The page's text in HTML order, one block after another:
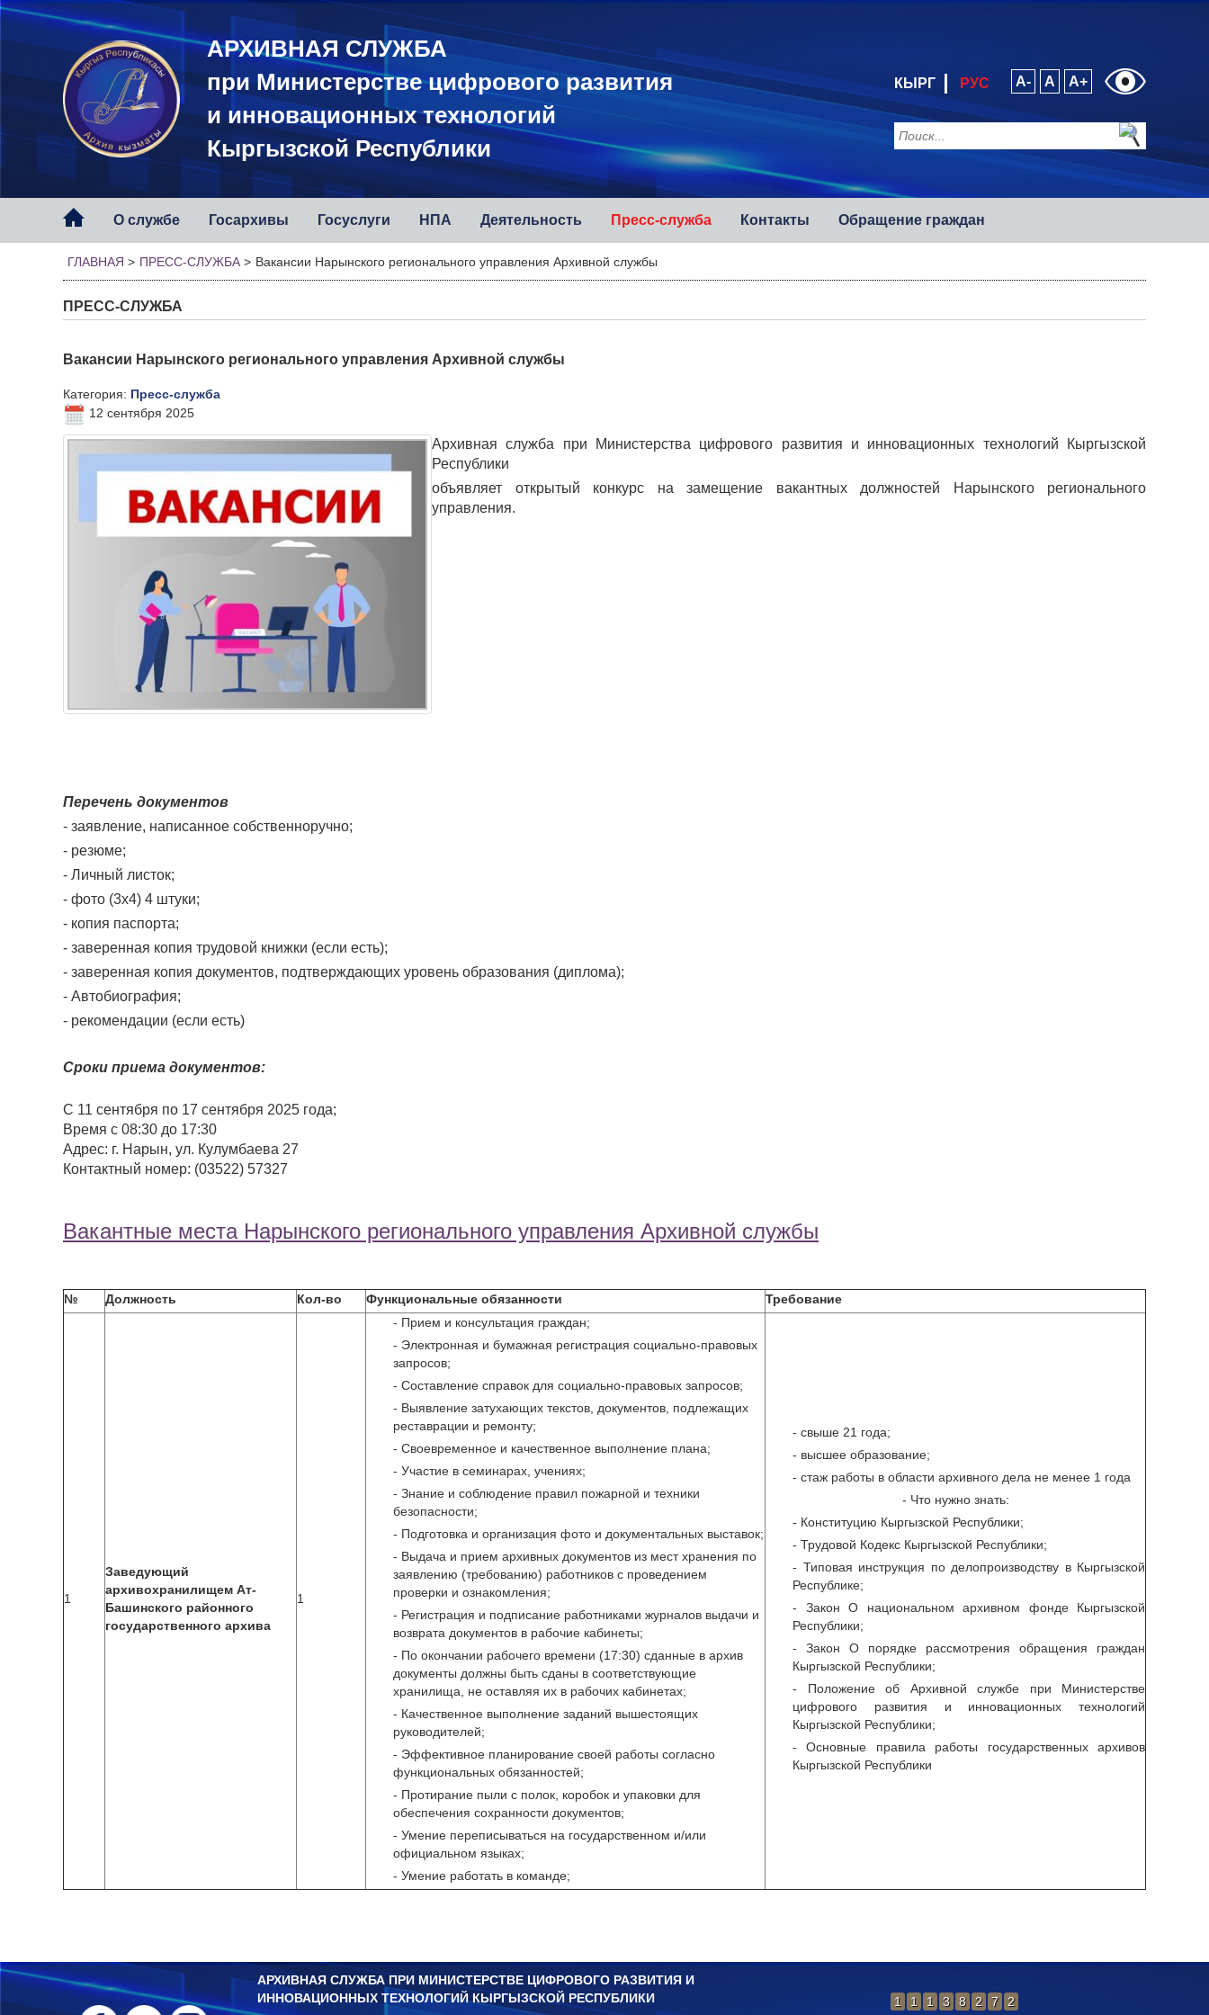
АРХИВНАЯ СЛУЖБА
при Министерстве цифрового развития
и инновационных технологий
Кыргызской Республики
КЫРГ РУС A- A A+
О службе Госархивы Госуслуги НПА Деятельность Пресс-служба Контакты Обращение граждан
ГЛАВНАЯ > ПРЕСС-СЛУЖБА > Вакансии Нарынского регионального управления Архивной службы
ПРЕСС-СЛУЖБА
Вакансии Нарынского регионального управления Архивной службы
Категория: Пресс-служба
12 сентября 2025
Архивная служба при Министерства цифрового развития и инновационных технологий Кыргызской
Республики
объявляет открытый конкурс на замещение вакантных должностей Нарынского регионального
управления.
Перечень документов
- заявление, написанное собственноручно;
- резюме;
- Личный листок;
- фото (3х4) 4 штуки;
- копия паспорта;
- заверенная копия трудовой книжки (если есть);
- заверенная копия документов, подтверждающих уровень образования (диплома);
- Автобиография;
- рекомендации (если есть)
Сроки приема документов:
С 11 сентября по 17 сентября 2025 года;
Время с 08:30 до 17:30
Адрес: г. Нарын, ул. Кулумбаева 27
Контактный номер: (03522) 57327
Вакантные места Нарынского регионального управления Архивной службы
№ Должность Кол-во Функциональные обязанности Требование
1
Заведующий
архивохранилищем Ат-
Башинского районного
государственного архива
1
- Прием и консультация граждан;
- Электронная и бумажная регистрация социально-правовых
запросов;
- Составление справок для социально-правовых запросов;
- Выявление затухающих текстов, документов, подлежащих
реставрации и ремонту;
- Своевременное и качественное выполнение плана;
- Участие в семинарах, учениях;
- Знание и соблюдение правил пожарной и техники
безопасности;
- Подготовка и организация фото и документальных выставок;
- Выдача и прием архивных документов из мест хранения по
заявлению (требованию) работников с проведением
проверки и ознакомления;
- Регистрация и подписание работниками журналов выдачи и
возврата документов в рабочие кабинеты;
- По окончании рабочего времени (17:30) сданные в архив
документы должны быть сданы в соответствующие
хранилища, не оставляя их в рабочих кабинетах;
- Качественное выполнение заданий вышестоящих
руководителей;
- Эффективное планирование своей работы согласно
функциональных обязанностей;
- Протирание пыли с полок, коробок и упаковки для
обеспечения сохранности документов;
- Умение переписываться на государственном и/или
официальном языках;
- Умение работать в команде;
- свыше 21 года;
- высшее образование;
- стаж работы в области архивного дела не менее 1 года
- Что нужно знать:
- Конституцию Кыргызской Республики;
- Трудовой Кодекс Кыргызской Республики;
- Типовая инструкция по делопроизводству в Кыргызской
Республике;
- Закон О национальном архивном фонде Кыргызской
Республики;
- Закон О порядке рассмотрения обращения граждан
Кыргызской Республики;
- Положение об Архивной службе при Министерстве
цифрового развития и инновационных технологий
Кыргызской Республики;
- Основные правила работы государственных архивов
Кыргызской Республики
АРХИВНАЯ СЛУЖБА ПРИ МИНИСТЕРСТВЕ ЦИФРОВОГО РАЗВИТИЯ И
ИННОВАЦИОННЫХ ТЕХНОЛОГИЙ КЫРГЫЗСКОЙ РЕСПУБЛИКИ
1 1 1 3 8 2 7 2